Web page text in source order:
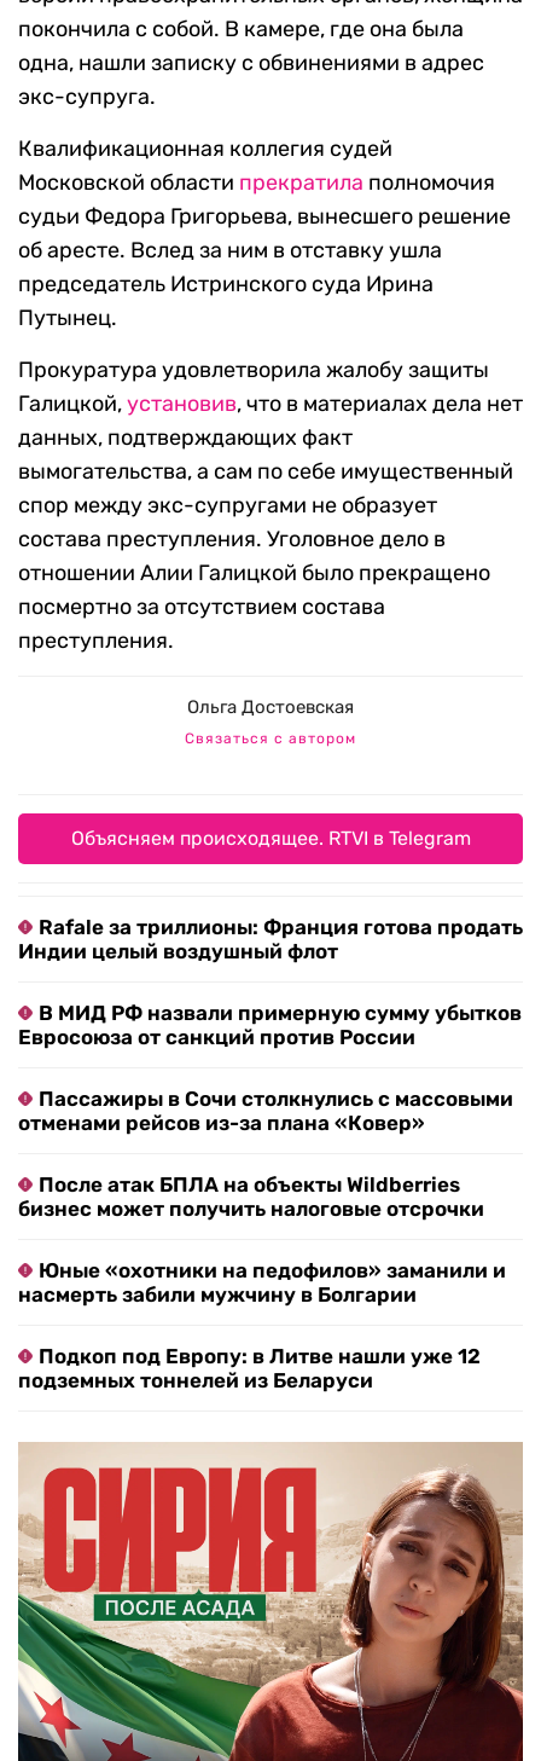
покончила с собой. В камере, где она была
одна, нашли записку с обвинениями в адрес
экс-супруга.
Квалификационная коллегия судей
Московской области прекратила полномочия
судьи Федора Григорьева, вынесшего решение
об аресте. Вслед за ним в отставку ушла
председатель Истринского суда Ирина
Путынец.
Прокуратура удовлетворила жалобу защиты
Галицкой,установив, что в материалах дела нет
данных, подтверждающих факт
вымогательства, а сам по себе имущественный
спор между экс-супругами не образует
состава преступления. Уголовное дело в
отношении Алии Галицкой было прекращено
посмертно за отсутствием состава
преступления.
Ольга Достоевская
Связаться с автором
Объясняем происходящее. RTVI в Telegram
Rafale за триллионы: Франция готова продать
Индии целый воздушный флот
В МИД РФ назвали примерную сумму убытков
Евросоюза от санкций против России
Пассажиры в Сочи столкнулись с массовыми
отменами рейсов из-за плана «Ковер»
После атак БПЛА на объекты Wildberries
бизнес может получить налоговые отсрочки
Юные «охотники на педофилов» заманили и
насмерть забили мужчину в Болгарии
Подкоп под Европу: в Литве нашли уже 12
подземных тоннелей из Беларуси